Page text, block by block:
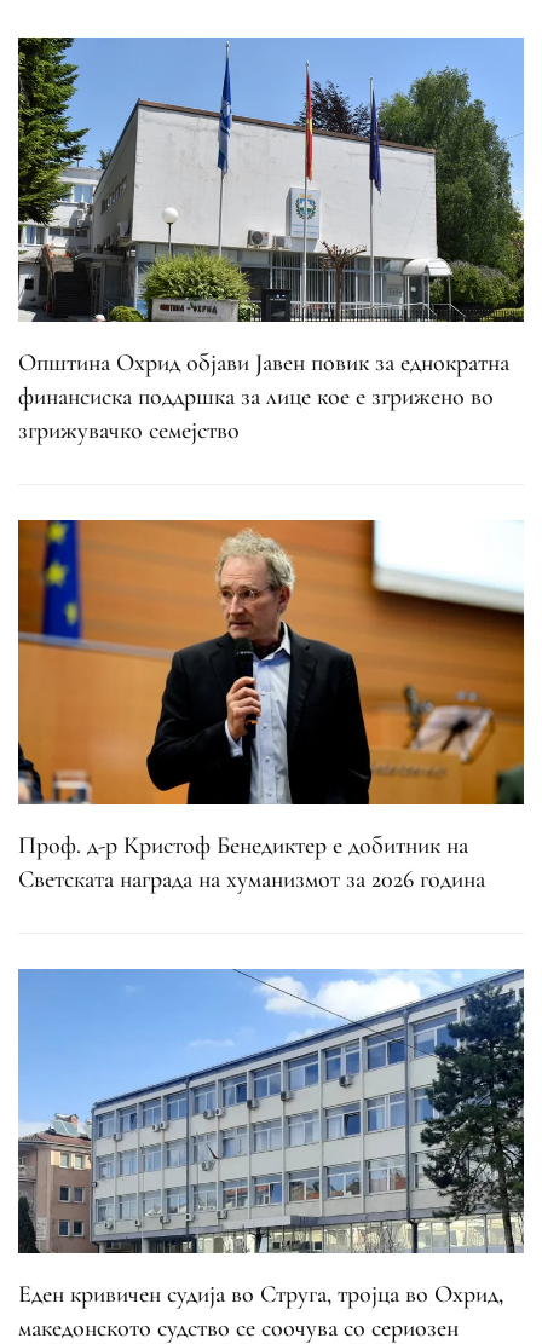
Општина Охрид објави Јавен повик за еднократна
финансиска поддршка за лице кое е згрижено во
згрижувачко семејство
Проф. д-р Кристоф Бенедиктер е добитник на
Светската награда на хуманизмот за 2026 година
Еден кривичен судија во Струга, тројца во Охрид,
македонското судство се соочува со сериозен